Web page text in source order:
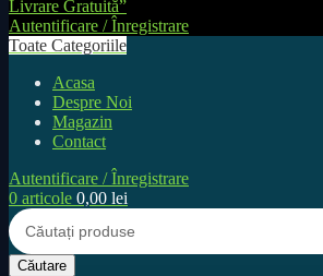
Autentificare / Înregistrare
Toate Categoriile
Acasa
Despre Noi
Magazin
Contact
Autentificare / Înregistrare
0 articole 0,00 lei
Căutare